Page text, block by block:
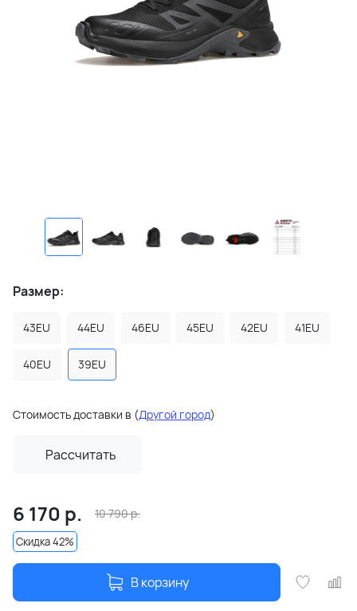
Размер:
43EU 44EU 46EU 45EU 42EU 41EU
40EU 39EU
Стоимость доставки в (Другой город)
Рассчитать
6 170 р. 10 790р.
Скидка 42%
В корзину